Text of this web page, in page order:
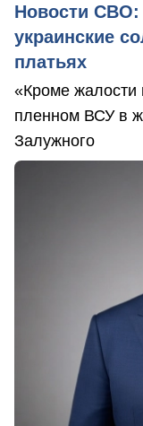
Новости
украинские
платьях
«Кроме
пленном ВСУ в
Залужного